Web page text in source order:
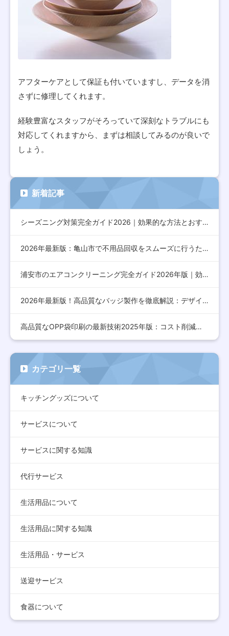
アフターケアとして保証も付いていますし、データを消
さずに修理してくれます。
経験豊富なスタッフがそろっていて深刻なトラブルにも
対応してくれますから、まずは相談してみるのが良いで
しょう。
新着記事
シーズニング対策完全ガイド2026｜効果的な方法とおすすめア…
2026年最新版：亀山市で不用品回収をスムーズに行うための完…
浦安市のエアコンクリーニング完全ガイド2026年版｜効果的な…
2026年最新版！高品質なバッジ製作を徹底解説：デザインから…
高品質なOPP袋印刷の最新技術2025年版：コスト削減とデザ…
カテゴリ一覧
キッチングッズについて
サービスについて
サービスに関する知識
代行サービス
生活用品について
生活用品に関する知識
生活用品・サービス
送迎サービス
食器について